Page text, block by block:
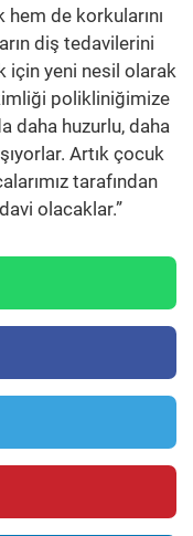
de korkularını
diş tedavilerini
için yeni nesil olarak
polikliniğimize
daha huzurlu, daha
Artık çocuk
tarafından
olacaklar.”